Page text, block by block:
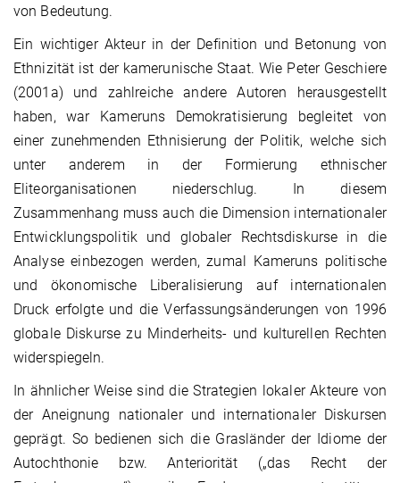
von Bedeutung.
Ein wichtiger Akteur in der Definition und Betonung von
Ethnizität ist der kamerunische Staat. Wie Peter Geschiere
(2001a) und zahlreiche andere Autoren herausgestellt
haben, war Kameruns Demokratisierung begleitet von
einer zunehmenden Ethnisierung der Politik, welche sich
unter anderem in der Formierung ethnischer
Eliteorganisationen niederschlug. In diesem
Zusammenhang muss auch die Dimension internationaler
Entwicklungspolitik und globaler Rechtsdiskurse in die
Analyse einbezogen werden, zumal Kameruns politische
und ökonomische Liberalisierung auf internationalen
Druck erfolgte und die Verfassungsänderungen von 1996
globale Diskurse zu Minderheits- und kulturellen Rechten
widerspiegeln.
In ähnlicher Weise sind die Strategien lokaler Akteure von
der Aneignung nationaler und internationaler Diskursen
geprägt. So bedienen sich die Grasländer der Idiome der
Autochthonie bzw. Anteriorität („das Recht der